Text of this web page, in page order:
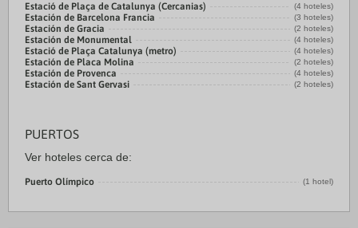
Estació de Plaça de Catalunya (Cercanias) (4 hoteles)
Estación de Barcelona Francia (3 hoteles)
Estación de Gracia (2 hoteles)
Estación de Monumental (4 hoteles)
Estació de Plaça Catalunya (metro) (4 hoteles)
Estación de Placa Molina (2 hoteles)
Estación de Provenca (4 hoteles)
Estación de Sant Gervasi (2 hoteles)
PUERTOS
Ver hoteles cerca de:
Puerto Olímpico (1 hotel)